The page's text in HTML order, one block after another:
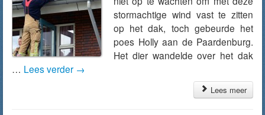
stormachtige wind vast te zitten
op het dak, toch gebeurde het
poes Holly aan de Paardenburg.
Het dier wandelde over het dak
… Lees verder →
Lees meer